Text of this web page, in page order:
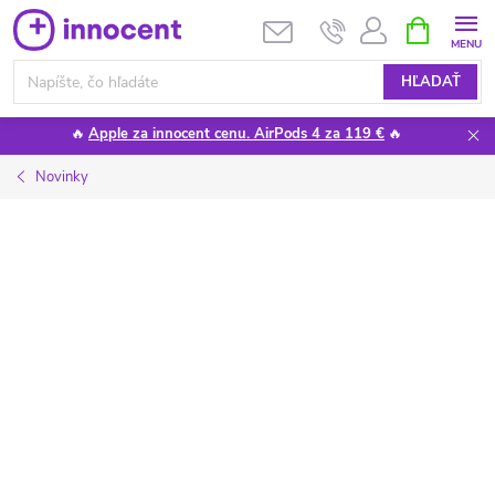
Prejsť
na
obsah
HĽADAŤ
KOŠÍK
🔥 Apple za innocent cenu. AirPods 4 za 119 € 🔥
Novinky